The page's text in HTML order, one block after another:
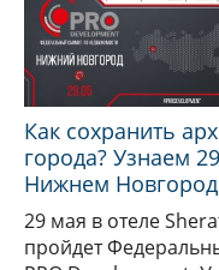
Как сохранить
города? Узнаем
Нижнем
29 мая в отеле
пройдет